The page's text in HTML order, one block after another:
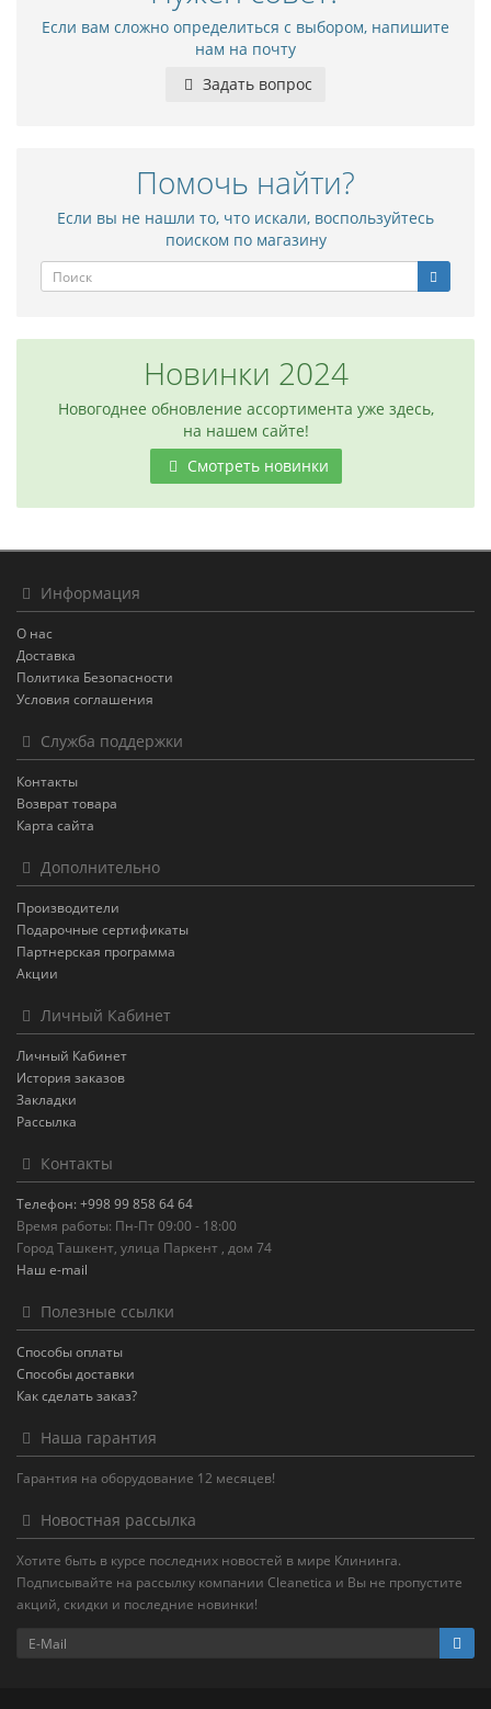
Если вам сложно определиться с выбором, напишите
нам на почту
Задать вопрос
Помочь найти?
Если вы не нашли то, что искали, воспользуйтесь
поиском по магазину
Новинки 2024
Новогоднее обновление ассортимента уже здесь,
на нашем сайте!
Смотреть новинки
Информация
О нас
Доставка
Политика Безопасности
Условия соглашения
Служба поддержки
Контакты
Возврат товара
Карта сайта
Дополнительно
Производители
Подарочные сертификаты
Партнерская программа
Акции
Личный Кабинет
Личный Кабинет
История заказов
Закладки
Рассылка
Контакты
Телефон: +998 99 858 64 64
Время работы: Пн-Пт 09:00 - 18:00
Город Ташкент, улица Паркент , дом 74
Наш e-mail
Полезные ссылки
Способы оплаты
Способы доставки
Как сделать заказ?
Наша гарантия
Гарантия на оборудование 12 месяцев!
Новостная рассылка
Хотите быть в курсе последних новостей в мире Клининга.
Подписывайте на рассылку компании Cleanetica и Вы не пропустите
акций, скидки и последние новинки!